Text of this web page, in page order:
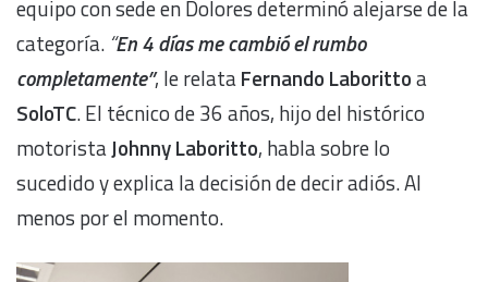
equipo con sede en Dolores determinó alejarse de la
categoría. “En 4 días me cambió el rumbo
completamente”, le relataFernando Laborittoa
SoloTC. El técnico de 36 años, hijo del histórico
motoristaJohnny Laboritto, habla sobre lo
sucedido y explica la decisión de decir adiós. Al
menos por el momento.